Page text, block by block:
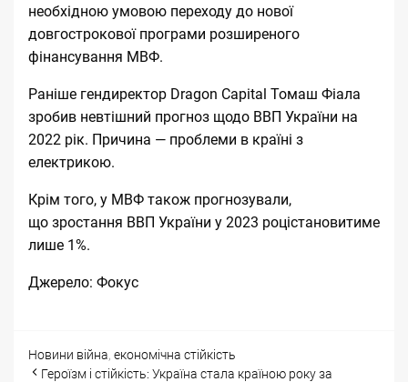
необхідною умовою переходу до нової
довгострокової програми розширеного
фінансування МВФ.
Раніше гендиректор Dragon Capital Томаш Фіала
зробив невтішний прогноз щодо ВВП України на
2022 рік. Причина — проблеми в країні з
електрикою.
Крім того, у МВФ також прогнозували,
що зростання ВВП України у 2023 роцістановитиме
лише 1%.
Джерело: Фокус
Categories
Новини Tags
війна, економічна стійкість
PostГероїзм і стійкість: Україна стала країною року за